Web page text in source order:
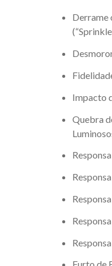
Derrame
Impacto
Quebra